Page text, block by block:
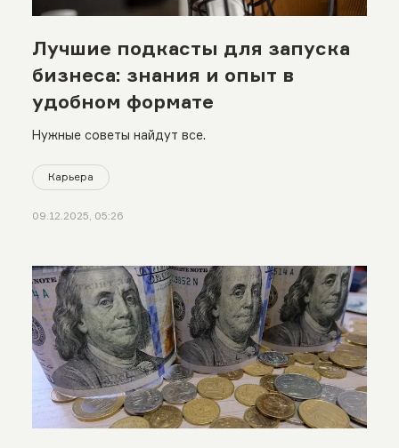
Лучшие подкасты для запуска
бизнеса: знания и опыт в
удобном формате
Нужные советы найдут все.
Карьера
09.12.2025, 05:26